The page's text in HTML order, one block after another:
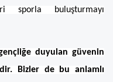
sporla buluşturmayı
duyulan güvenin
Bizler de bu anlamlı